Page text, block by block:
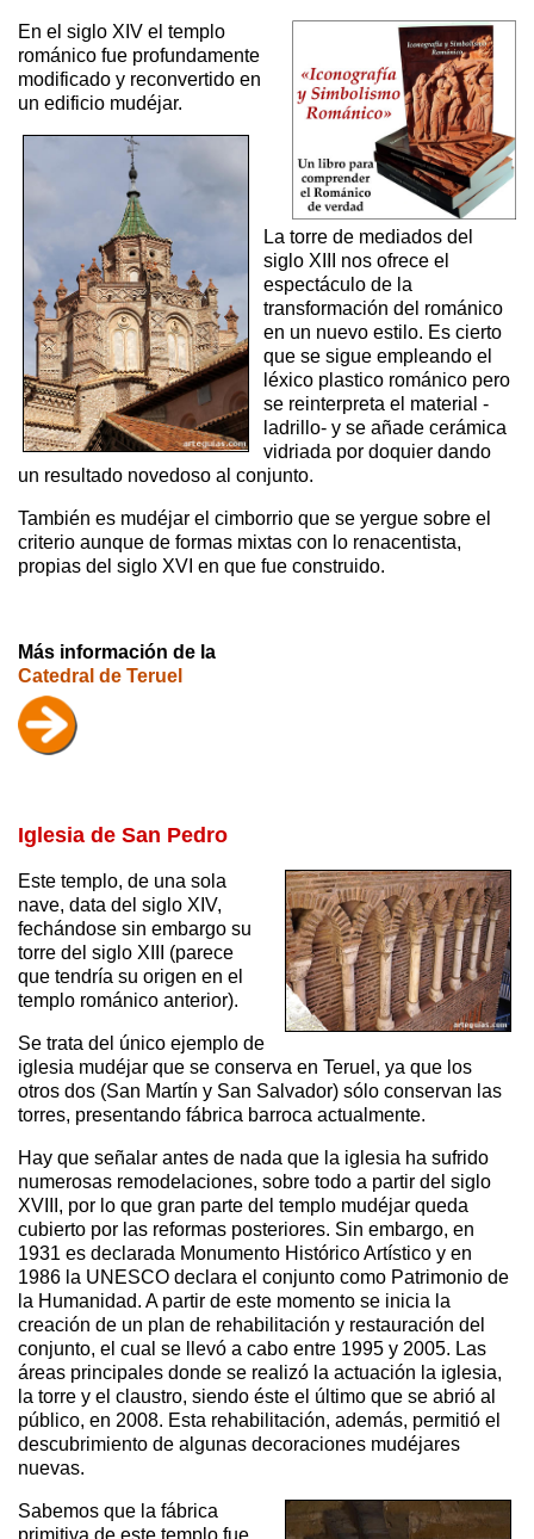
En el siglo XIV el templo
románico fue profundamente
modificado y reconvertido en
un edificio mudéjar.
La torre de mediados del
siglo XIII nos ofrece el
espectáculo de la
transformación del románico
en un nuevo estilo. Es cierto
que se sigue empleando el
léxico plastico románico pero
se reinterpreta el material -
ladrillo- y se añade cerámica
vidriada por doquier dando
un resultado novedoso al conjunto.
También es mudéjar el cimborrio que se yergue sobre el
criterio aunque de formas mixtas con lo renacentista,
propias del siglo XVI en que fue construido.
Más información de la
Catedral de Teruel
Iglesia de San Pedro
Este templo, de una sola
nave, data del siglo XIV,
fechándose sin embargo su
torre del siglo XIII (parece
que tendría su origen en el
templo románico anterior).
Se trata del único ejemplo de
iglesia mudéjar que se conserva en Teruel, ya que los
otros dos (San Martín y San Salvador) sólo conservan las
torres, presentando fábrica barroca actualmente.
Hay que señalar antes de nada que la iglesia ha sufrido
numerosas remodelaciones, sobre todo a partir del siglo
XVIII, por lo que gran parte del templo mudéjar queda
cubierto por las reformas posteriores. Sin embargo, en
1931 es declarada Monumento Histórico Artístico y en
1986 la UNESCO declara el conjunto como Patrimonio de
la Humanidad. A partir de este momento se inicia la
creación de un plan de rehabilitación y restauración del
conjunto, el cual se llevó a cabo entre 1995 y 2005. Las
áreas principales donde se realizó la actuación la iglesia,
la torre y el claustro, siendo éste el último que se abrió al
público, en 2008. Esta rehabilitación, además, permitió el
descubrimiento de algunas decoraciones mudéjares
nuevas.
Sabemos que la fábrica